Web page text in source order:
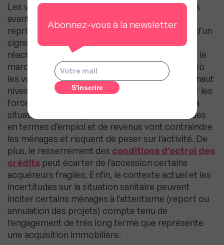
Les volumes de ventes de mai et juin 2020 et les
avant-contrats de mai à juillet confirment une
reprise technique de l’activité, ce qui constate d’un
signal favorable pour le marché. Mais cette
réactivation sera-t-elle durable et à quel niveau le
marché va-t-il désormais s’établir après 3 ans où
les volumes de ventes se sont stabilisés à très haut
niveau ? Il est encore trop tôt pour le savoir car les
forces qui influent sur le marché s’opposent. La
situation économique et les difficultés attendues
en termes d’emploi et de revenus vont contraindre
les ménages et risquent de peser sur l’activité. De
plus, le resserrement des conditions d’octroi des
crédits peut écarter de l’accession certains
acquéreurs fragiles. Enfin, le contexte actuel et les
incertitudes sur la situation sanitaire peuvent
inciter certains ménages à l’attentisme (report ou
annulation des projets) compte tenu de
l’engagement de très long terme que représente
une acquisition immobilière.
Abonnez-vous à la newsletter